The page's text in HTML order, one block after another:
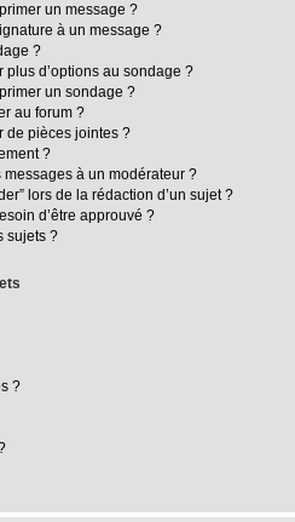
un message ?
à un message ?
?
d’options au sondage ?
un sondage ?
au forum ?
de pièces jointes ?
?
à un modérateur ?
lors de la rédaction d’un sujet ?
d’être approuvé ?
sujets ?
?